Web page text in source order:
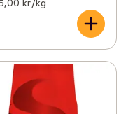
kr /kg